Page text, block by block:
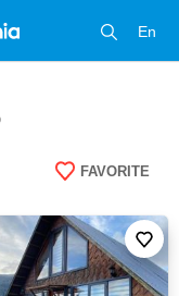
En
FAVORITE